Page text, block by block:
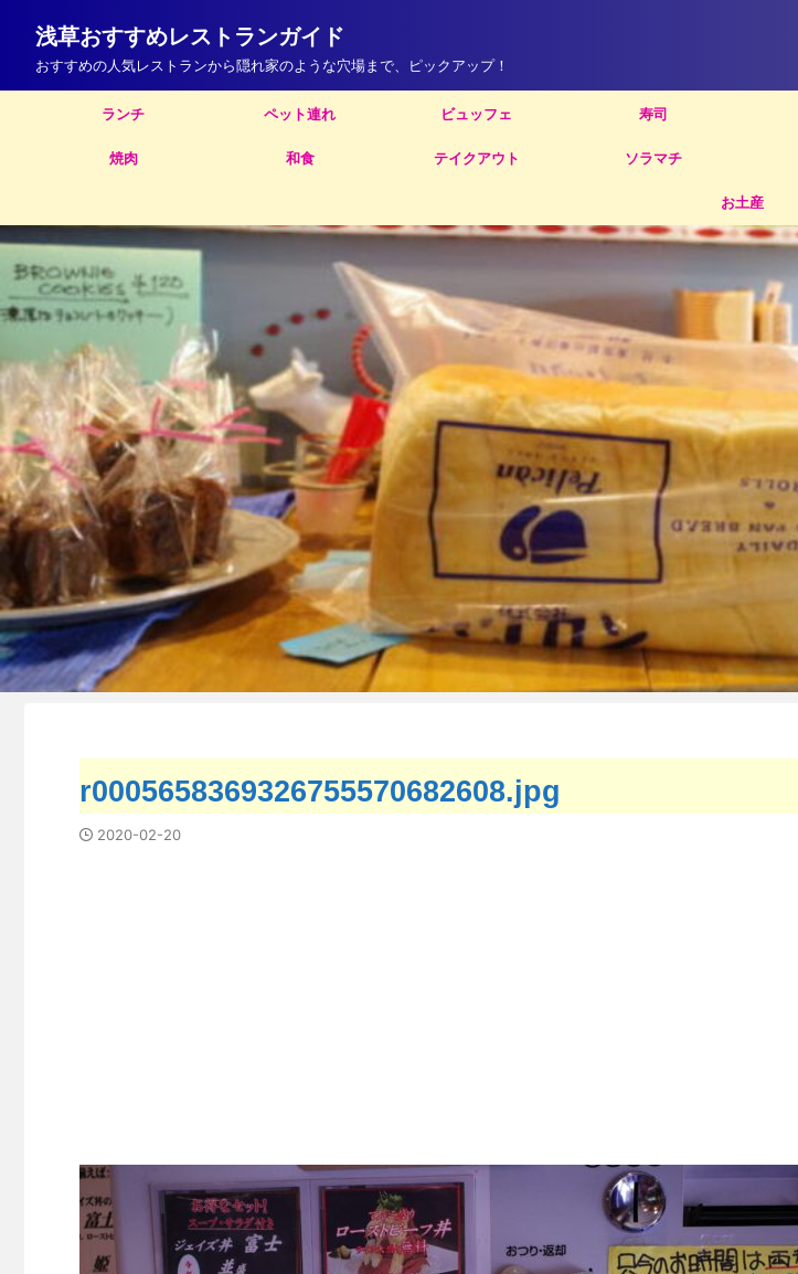
浅草おすすめレストランガイド
おすすめの人気レストランから隠れ家のような穴場まで、ピックアップ！
ランチ ペット連れ ビュッフェ 寿司
焼肉 和食 テイクアウト ソラマチ
お土産
r0005658369326755570682608.jpg
2020-02-20